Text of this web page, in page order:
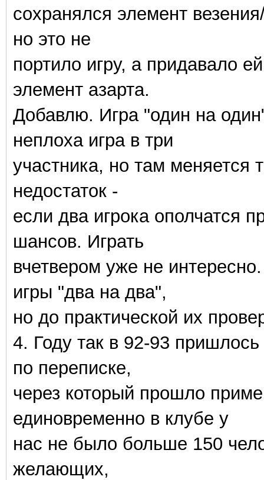
сохранялся элемент
но это не
портило игру, а придавало
элемент азарта.
Добавлю. Игра "один на
неплоха игра в три
участника, но там меняется
недостаток -
если два игрока ополчатся
шансов. Играть
вчетвером уже не
игры "два на два",
но до практической их
4. Году так в 92-93
по переписке,
через который прошло
единовременно в клубе у
нас не было больше 150
желающих,